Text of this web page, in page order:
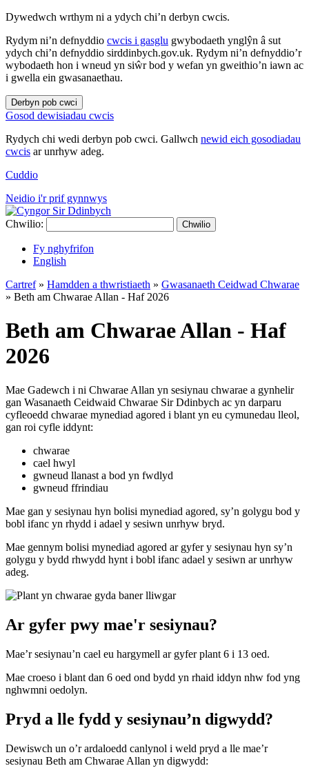
Dywedwch wrthym ni a ydych chi’n derbyn cwcis.
Rydym ni’n defnyddio cwcis i gasglu gwybodaeth ynglŷn â sut
ydych chi’n defnyddio sirddinbych.gov.uk. Rydym ni’n defnyddio’r
wybodaeth hon i wneud yn siŵr bod y wefan yn gweithio’n iawn ac
i gwella ein gwasanaethau.
Derbyn pob cwci
Gosod dewisiadau cwcis
Rydych chi wedi derbyn pob cwci. Gallwch newid eich gosodiadau
cwcis ar unrhyw adeg.
Cuddio
Neidio i'r prif gynnwys
Chwilio: Chwilio
Fy nghyfrifon
English
Cartref» Hamdden a thwristiaeth » Gwasanaeth Ceidwad Chwarae
» Beth am Chwarae Allan - Haf 2026
Beth am Chwarae Allan - Haf
2026
Mae Gadewch i ni Chwarae Allan yn sesiynau chwarae a gynhelir
gan Wasanaeth Ceidwaid Chwarae Sir Ddinbych ac yn darparu
cyfleoedd chwarae mynediad agored i blant yn eu cymunedau lleol,
gan roi cyfle iddynt:
chwarae
cael hwyl
gwneud llanast a bod yn fwdlyd
gwneud ffrindiau
Mae gan y sesiynau hyn bolisi mynediad agored, sy’n golygu bod y
bobl ifanc yn rhydd i adael y sesiwn unrhyw bryd.
Mae gennym bolisi mynediad agored ar gyfer y sesiynau hyn sy’n
golygu y bydd rhwydd hynt i bobl ifanc adael y sesiwn ar unrhyw
adeg.
Ar gyfer pwy mae'r sesiynau?
Mae’r sesiynau’n cael eu hargymell ar gyfer plant 6 i 13 oed.
Mae croeso i blant dan 6 oed ond bydd yn rhaid iddyn nhw fod yng
nghwmni oedolyn.
Pryd a lle fydd y sesiynau’n digwydd?
Dewiswch un o’r ardaloedd canlynol i weld pryd a lle mae’r
sesiynau Beth am Chwarae Allan yn digwydd: